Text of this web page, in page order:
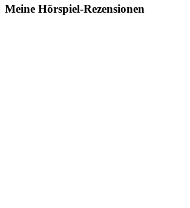
Meine Hörspiel-Rezensionen